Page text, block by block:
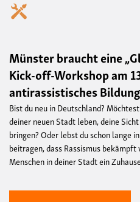
Münster braucht eine
Kick-off-Workshop am
antirassistisches
Bist du neu in Deutschland?
deiner neuen Stadt leben, deine
bringen? Oder lebst du schon lange
beitragen, dass Rassismus
Menschen in deiner Stadt ein